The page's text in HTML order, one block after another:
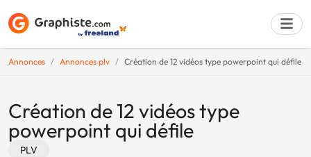
Annonces Annonces plv Création de 12 vidéos type powerpoint qui défile
Création de 12 vidéos type
powerpoint qui défile
PLV